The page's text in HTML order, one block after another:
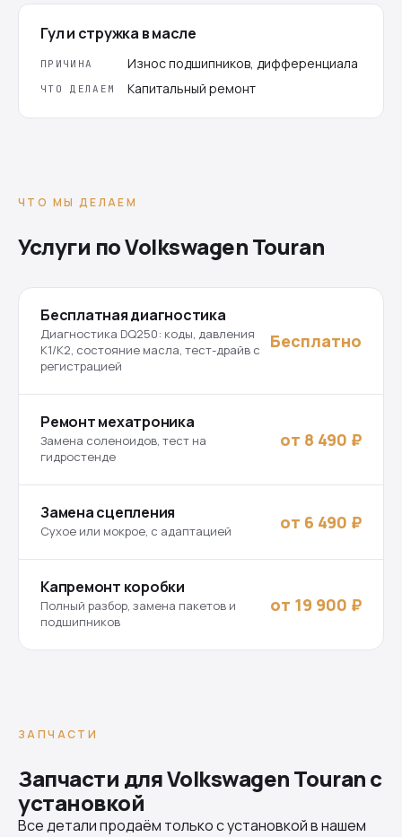
Гул и стружка в масле
ПРИЧИНА Износ подшипников, дифференциала
ЧТО ДЕЛАЕМ Капитальный ремонт
ЧТО МЫ ДЕЛАЕМ
Услуги по Volkswagen Touran
Бесплатная диагностика
Диагностика DQ250: коды, давления
K1/K2, состояние масла, тест-драйв с
регистрацией
Бесплатно
Ремонт мехатроника
Замена соленоидов, тест на
гидростенде
от 8 490 ₽
Замена сцепления
Сухое или мокрое, с адаптацией от 6 490 ₽
Капремонт коробки
Полный разбор, замена пакетов и
подшипников
от 19 900 ₽
ЗАПЧАСТИ
Запчасти для Volkswagen Touran с
установкой
Все детали продаём только с установкой в нашем